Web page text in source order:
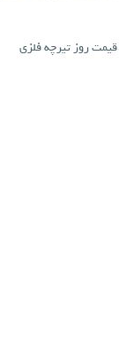
قیمت روز تیرچه فلزی